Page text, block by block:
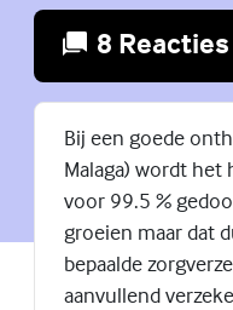
8 Reacties
Bij een goede
Malaga) wordt
voor 99.5 %
groeien maar dat
bepaalde
aanvullend